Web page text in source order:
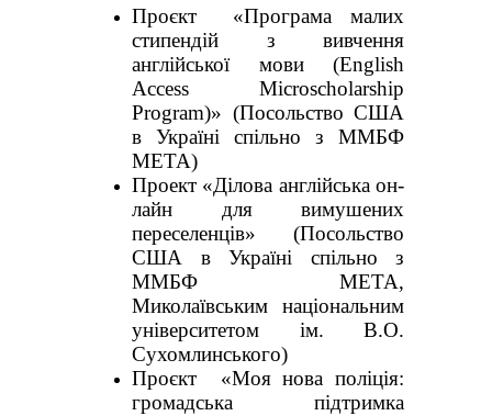
Проєкт «Програма малих
стипендій з вивчення
англійської мови (English
Access Microscholarship
Program)» (Посольство США
в Україні спільно з ММБФ
МЕТА)
Проект «Ділова англійська он-
лайн для вимушених
переселенців» (Посольство
США в Україні спільно з
ММБФ МЕТА,
Миколаївським національним
університетом ім. В.О.
Сухомлинського)
Проєкт «Моя нова поліція:
громадська підтримка